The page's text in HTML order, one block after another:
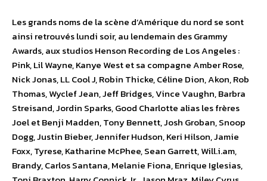
Les grands noms de la scène d’Amérique du nord se sont
ainsi retrouvés lundi soir, au lendemain des Grammy
Awards, aux studios Henson Recording de Los Angeles :
Pink, Lil Wayne, Kanye West et sa compagne Amber Rose,
Nick Jonas, LL Cool J, Robin Thicke, Céline Dion, Akon, Rob
Thomas, Wyclef Jean, Jeff Bridges, Vince Vaughn, Barbra
Streisand, Jordin Sparks, Good Charlotte alias les frères
Joel et Benji Madden, Tony Bennett, Josh Groban, Snoop
Dogg, Justin Bieber, Jennifer Hudson, Keri Hilson, Jamie
Foxx, Tyrese, Katharine McPhee, Sean Garrett, Will.i.am,
Brandy, Carlos Santana, Melanie Fiona, Enrique Iglesias,